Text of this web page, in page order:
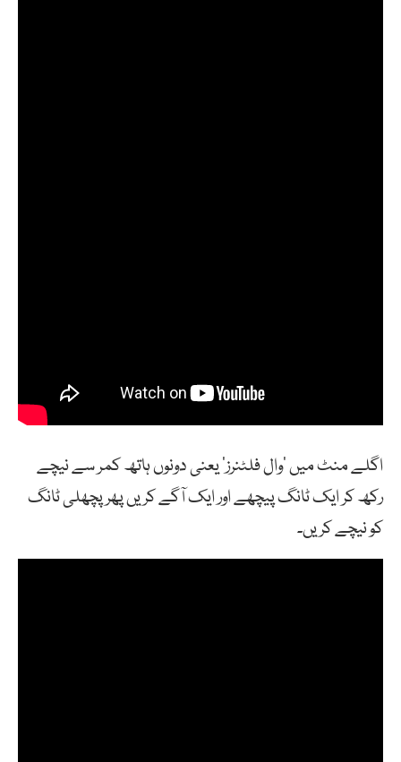
اگلے منٹ میں ‘وال فلٹنرز’ یعنی دونوں ہاتھ کمر سے نیچے
رکھ کر ایک ٹانگ پیچھے اور ایک آگے کریں پھر پچھلی ٹانگ
کو نیچے کریں۔